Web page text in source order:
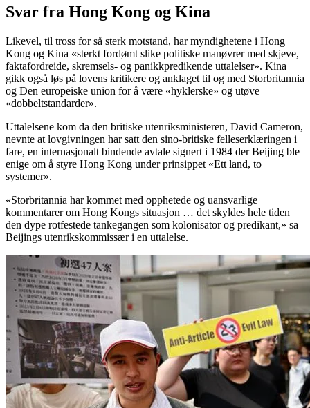
Svar fra Hong Kong og Kina
Likevel, til tross for så sterk motstand, har myndighetene i Hong
Kong og Kina «sterkt fordømt slike politiske manøvrer med skjeve,
faktafordreide, skremsels- og panikkpredikende uttalelser». Kina
gikk også løs på lovens kritikere og anklaget til og med Storbritannia
og Den europeiske union for å være «hyklerske» og utøve
«dobbeltstandarder».
Uttalelsene kom da den britiske utenriksministeren, David Cameron,
nevnte at lovgivningen har satt den sino-britiske felleserklæringen i
fare, en internasjonalt bindende avtale signert i 1984 der Beijing ble
enige om å styre Hong Kong under prinsippet «Ett land, to
systemer».
«Storbritannia har kommet med opphetede og uansvarlige
kommentarer om Hong Kongs situasjon … det skyldes hele tiden
den dype rotfestede tankegangen som kolonisator og predikant,» sa
Beijings utenrikskommissær i en uttalelse.